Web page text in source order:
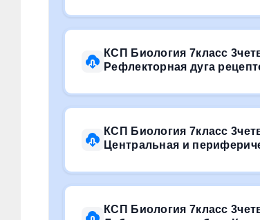
КСП Биология 7класс
Рефлекторная дуга
КСП Биология 7класс
Центральная и
КСП Биология 7класс